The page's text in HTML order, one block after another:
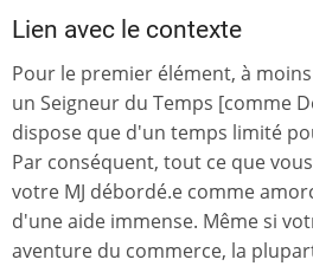
Lien avec le contexte
Pour le premier élément, à
un Seigneur du Temps [comme
dispose que d'un temps limité
Par conséquent, tout ce que
votre MJ débordé.e comme
d'une aide immense. Même si
aventure du commerce, la